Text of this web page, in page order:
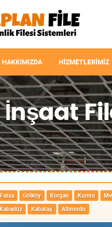
HAKKIMIZDA HIZMETLERIMIZ
Fatsa Gölköy Korgan Kumru
Kabadüz Kabataş Altınordu